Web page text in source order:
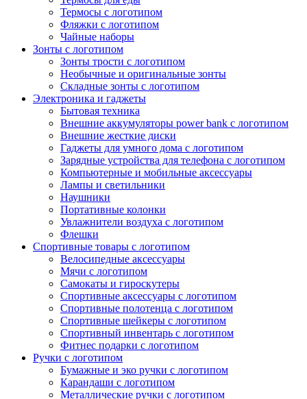
Термосы с логотипом
Фляжки с логотипом
Чайные наборы
Зонты с логотипом
Зонты трости с логотипом
Необычные и оригинальные зонты
Складные зонты с логотипом
Электроника и гаджеты
Бытовая техника
Внешние аккумуляторы power bank с логотипом
Внешние жесткие диски
Гаджеты для умного дома с логотипом
Зарядные устройства для телефона с логотипом
Компьютерные и мобильные аксессуары
Лампы и светильники
Наушники
Портативные колонки
Увлажнители воздуха с логотипом
Флешки
Спортивные товары с логотипом
Велосипедные аксессуары
Мячи с логотипом
Самокаты и гироскутеры
Спортивные аксессуары с логотипом
Спортивные полотенца с логотипом
Спортивные шейкеры с логотипом
Спортивный инвентарь с логотипом
Фитнес подарки с логотипом
Ручки с логотипом
Бумажные и эко ручки с логотипом
Карандаши с логотипом
Металлические ручки с логотипом